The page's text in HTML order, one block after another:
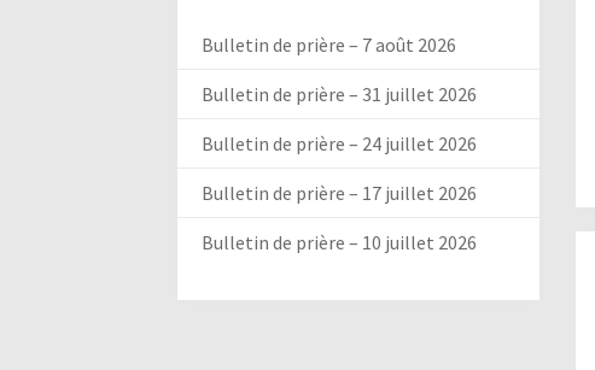
Bulletin de prière – 7 août 2026
Bulletin de prière – 31 juillet 2026
Bulletin de prière – 24 juillet 2026
Bulletin de prière – 17 juillet 2026
Bulletin de prière – 10 juillet 2026